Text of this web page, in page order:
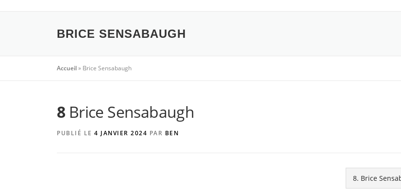
BRICE SENSABAUGH
Accueil» Brice Sensabaugh
8Brice Sensabaugh
PUBLIÉ LE 4 JANVIER 2024 PAR BEN